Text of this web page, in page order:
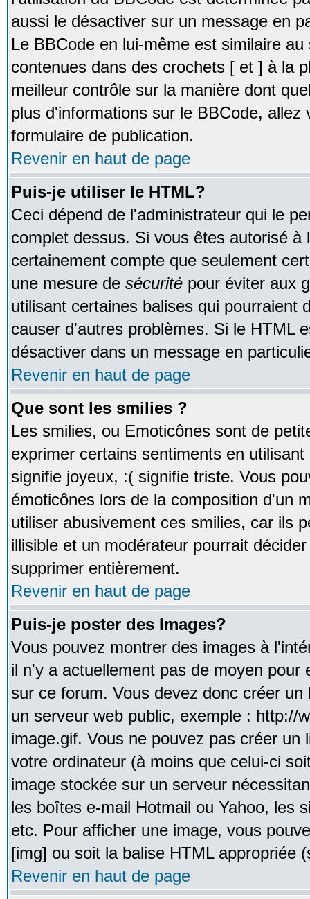
aussi le désactiver sur un message en
Le BBCode en lui-même est similaire
contenues dans des crochets [ et ] à la
meilleur contrôle sur la manière dont
plus d'informations sur le BBCode,
formulaire de publication.
Revenir en haut de page
Puis-je utiliser le HTML?
Ceci dépend de l'administrateur qui le
complet dessus. Si vous êtes autorisé à
certainement compte que seulement
une mesure de sécurité pour éviter aux
utilisant certaines balises qui pourraient
causer d'autres problèmes. Si le HTML
désactiver dans un message en
Revenir en haut de page
Que sont les smilies ?
Les smilies, ou Emoticônes sont de
exprimer certains sentiments en
signifie joyeux, :( signifie triste. Vous
émoticônes lors de la composition d'un
utiliser abusivement ces smilies, car ils
illisible et un modérateur pourrait
supprimer entièrement.
Revenir en haut de page
Puis-je poster des Images?
Vous pouvez montrer des images à
il n'y a actuellement pas de moyen pour
sur ce forum. Vous devez donc créer
un serveur web public, exemple : http://
image.gif. Vous ne pouvez pas créer un
votre ordinateur (à moins que celui-ci
image stockée sur un serveur
les boîtes e-mail Hotmail ou Yahoo, les
etc. Pour afficher une image, vous
[img] ou soit la balise HTML appropriée
Revenir en haut de page